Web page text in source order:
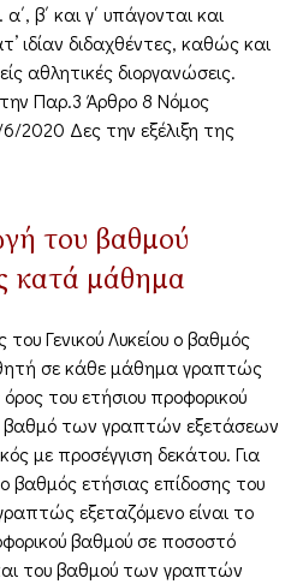
β΄ και γ΄ υπάγονται και
ιδίαν διδαχθέντες, καθώς και
αθλητικές διοργανώσεις.
Παρ.3 Άρθρο 8 Νόμος
2020 Δες την εξέλιξη της
του βαθμού
κατά μάθημα
του Γενικού Λυκείου ο βαθμός
σε κάθε μάθημα γραπτώς
του ετήσιου προφορικού
βαθμό των γραπτών εξετάσεων
με προσέγγιση δεκάτου. Για
ο βαθμός ετήσιας επίδοσης του
εξεταζόμενο είναι το
βαθμού σε ποσοστό
του βαθμού των γραπτών